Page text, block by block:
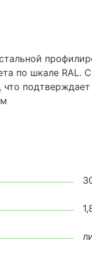
по шкале RAL.